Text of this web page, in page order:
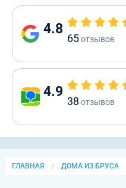
4.8
65отзывов
4.9
38 отзывов
ГЛАВНАЯ ДОМА ИЗ БРУСА